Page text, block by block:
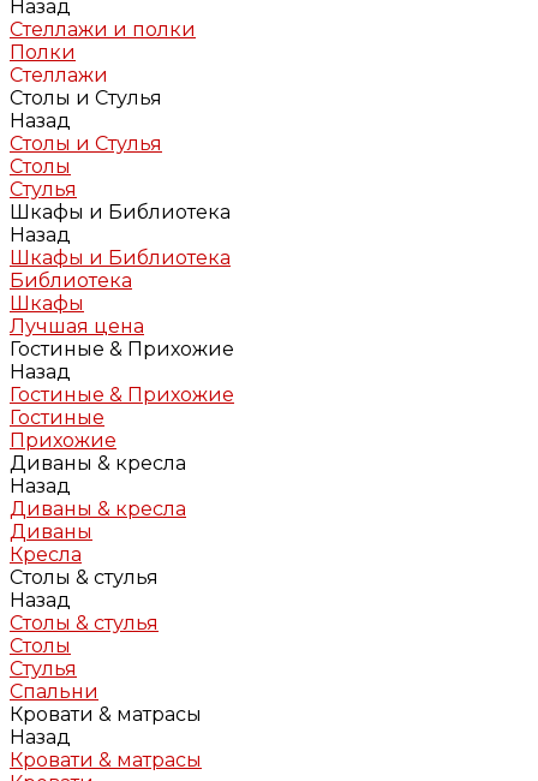
Назад
Стеллажи и полки
Полки
Стеллажи
Столы и Стулья
Назад
Столы и Стулья
Столы
Стулья
Шкафы и Библиотека
Назад
Шкафы и Библиотека
Библиотека
Шкафы
Лучшая цена
Гостиные & Прихожие
Назад
Гостиные & Прихожие
Гостиные
Прихожие
Диваны & кресла
Назад
Диваны & кресла
Диваны
Кресла
Столы & стулья
Назад
Столы & стулья
Столы
Стулья
Спальни
Кровати & матрасы
Назад
Кровати & матрасы